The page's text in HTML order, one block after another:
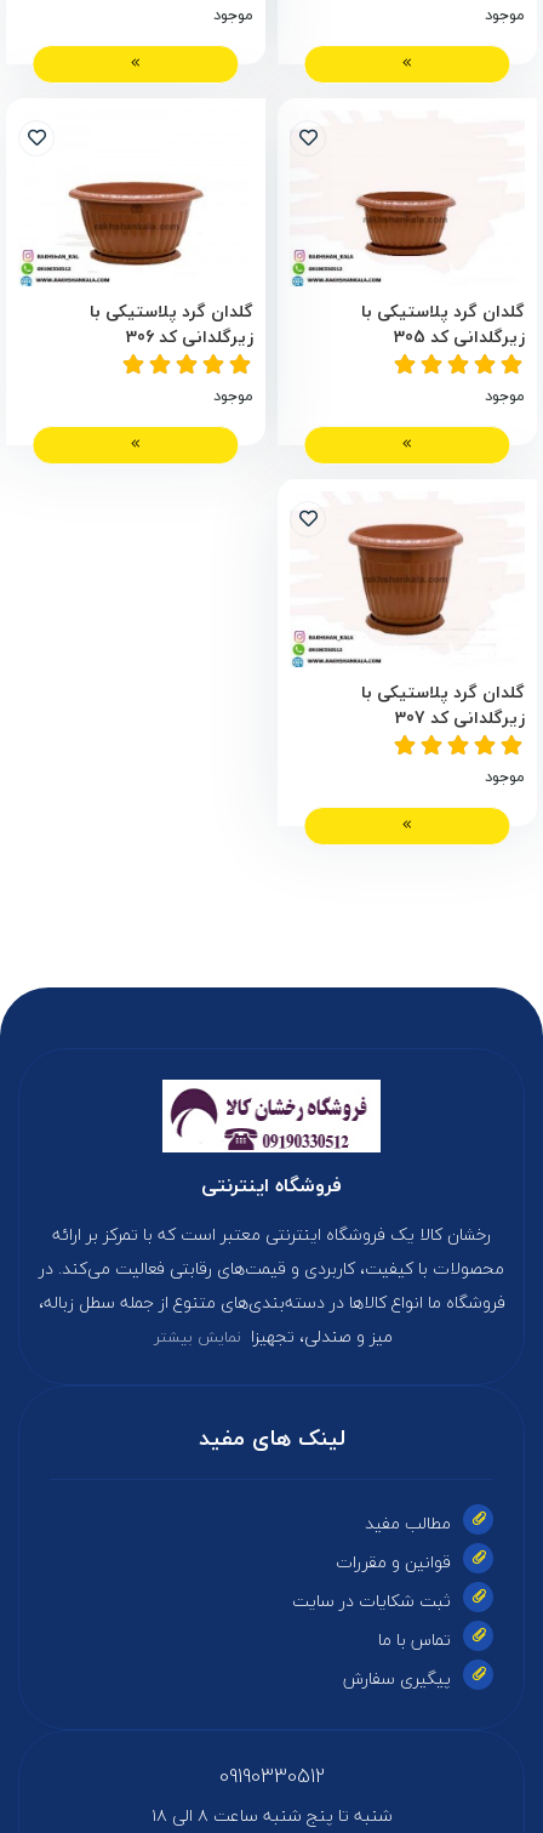
موجود موجود
گلدان گرد پلاستیکی با
زیرگلدانی کد 305
موجود
گلدان گرد پلاستیکی با
زیرگلدانی کد 306
موجود
گلدان گرد پلاستیکی با
زیرگلدانی کد 307
موجود
فروشگاه اینترنتی
رخشان کالا یک فروشگاه اینترنتی معتبر است که با تمرکز بر ارائه
محصولات با کیفیت، کاربردی و قیمت‌های رقابتی فعالیت می‌کند. در
فروشگاه ما انواع کالاها در دسته‌بندی‌های متنوع از جمله سطل زباله،
میز و صندلی، تجهیزا نمایش بیشتر
لینک های مفید
مطالب مفید
قوانین و مقررات
ثبت شکایات در سایت
تماس با ما
پیگیری سفارش
09190330512
شنبه تا پنج شنبه ساعت ۸ الی ۱۸